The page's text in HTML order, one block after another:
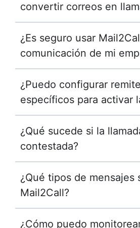
convertir correos en
¿Es seguro usar
comunicación de mi
¿Puedo configurar
específicos para activar
¿Qué sucede si la
contestada?
¿Qué tipos de mensajes
Mail2Call?
¿Cómo puedo